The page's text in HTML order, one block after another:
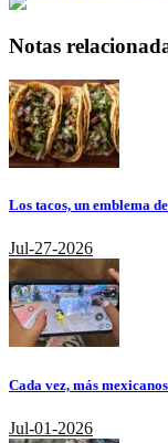
Notas
Los tacos, un emblema
Jul-27-2026
Cada vez, más
Jul-01-2026